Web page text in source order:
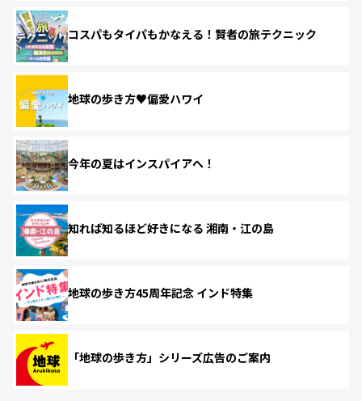
コスパもタイパもかなえる！賢者の旅テクニック
地球の歩き方♥偏愛ハワイ
今年の夏はインスパイアへ！
知れば知るほど好きになる 湘南・江の島
地球の歩き方45周年記念 インド特集
「地球の歩き方」シリーズ広告のご案内